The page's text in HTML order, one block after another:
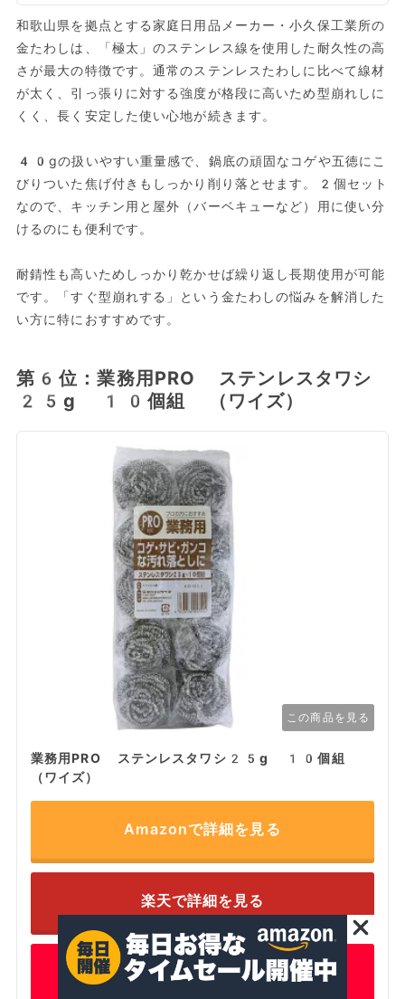
和歌山県を拠点とする家庭日用品メーカー・小久保工業所の
金たわしは、「極太」のステンレス線を使用した耐久性の高
さが最大の特徴です。通常のステンレスたわしに比べて線材
が太く、引っ張りに対する強度が格段に高いため型崩れしに
くく、長く安定した使い心地が続きます。
40gの扱いやすい重量感で、鍋底の頑固なコゲや五徳にこ
びりついた焦げ付きもしっかり削り落とせます。2個セット
なので、キッチン用と屋外（バーベキューなど）用に使い分
けるのにも便利です。
耐錆性も高いためしっかり乾かせば繰り返し長期使用が可能
です。「すぐ型崩れする」という金たわしの悩みを解消した
い方に特におすすめです。
第6位：業務用PRO ステンレスタワシ
25g 10個組 （ワイズ）
この商品を見る
業務用PRO ステンレスタワシ25g 10個組
（ワイズ）
Amazonで詳細を見る
楽天で詳細を見る
ヤフーで詳細を見る